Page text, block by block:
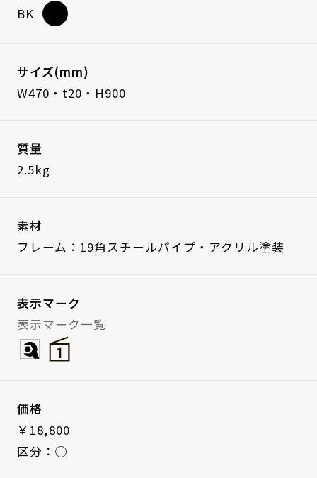
BK
サイズ(mm)
W470・t20・H900
質量
2.5kg
素材
フレーム：19角スチールパイプ・アクリル塗装
表示マーク
表示マーク一覧
価格
￥18,800
区分：◯